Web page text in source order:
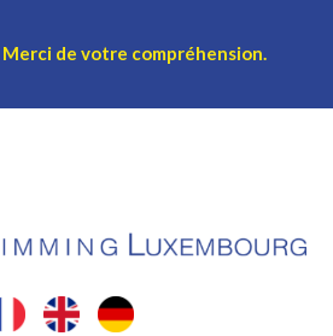
Merci de votre compréhension.